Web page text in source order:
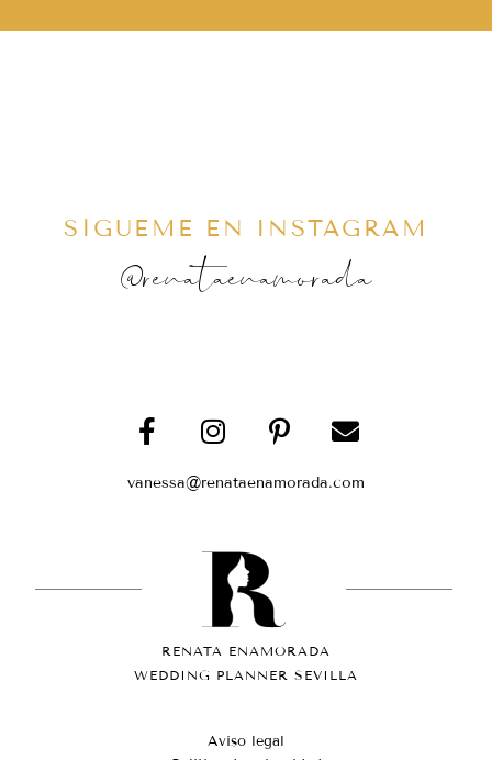
SÍGUEME EN INSTAGRAM
@renataenamorada
vanessa@renataenamorada.com
RENATA ENAMORADA
WEDDING PLANNER SEVILLA
Aviso legal